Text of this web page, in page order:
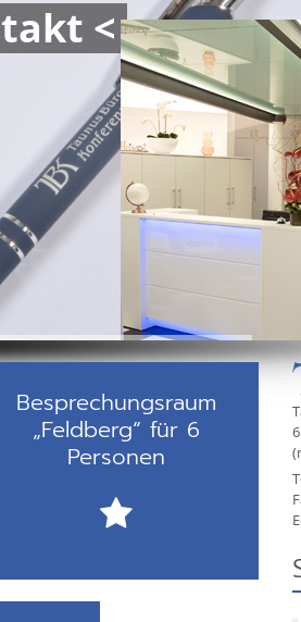
<
Besprechungsraum
„Feldberg“ für 6
Personen